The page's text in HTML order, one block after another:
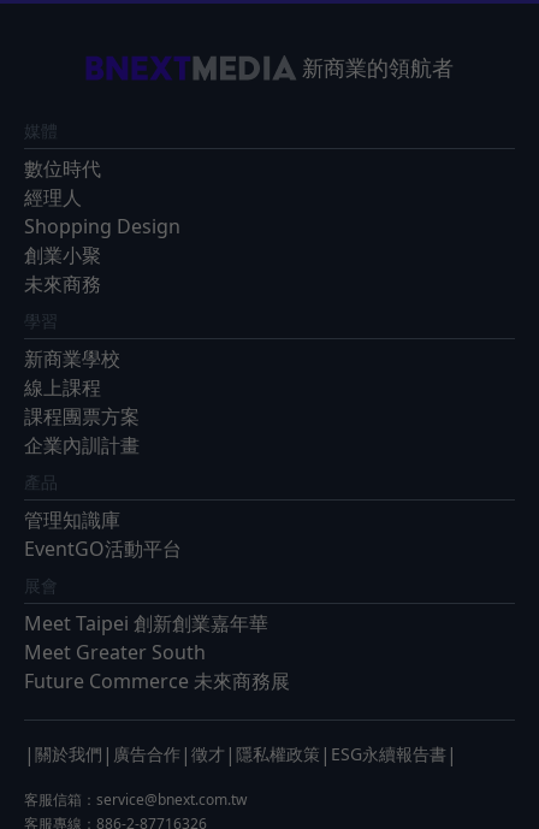
新商業的領航者
媒體
數位時代
經理人
Shopping Design
創業小聚
未來商務
學習
新商業學校
線上課程
課程團票方案
企業內訓計畫
產品
管理知識庫
EventGO活動平台
展會
Meet Taipei 創新創業嘉年華
Meet Greater South
Future Commerce 未來商務展
| 關於我們 | 廣告合作 | 徵才 | 隱私權政策 | ESG永續報告書 |
客服信箱： service@bnext.com.tw
客服專線：886-2-87716326